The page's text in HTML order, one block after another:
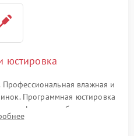
юстировка
Профессиональная влажная и
Программная юстировка
автофокуса, стабилизатора и
сервисного ПО.